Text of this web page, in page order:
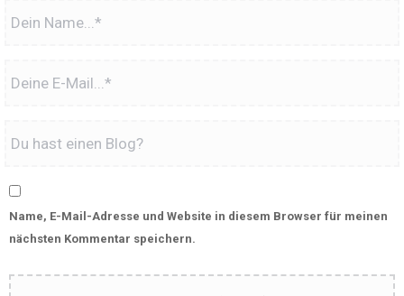
Name, E-Mail-Adresse und Website in diesem Browser für meinen
nächsten Kommentar speichern.